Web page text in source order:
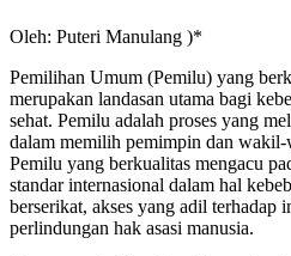
Oleh: Puteri Manulang )*
Pemilihan Umum (Pemilu) yang
merupakan landasan utama bagi
sehat. Pemilu adalah proses yang
dalam memilih pemimpin dan wakil-
Pemilu yang berkualitas mengacu
standar internasional dalam hal
berserikat, akses yang adil terhadap
perlindungan hak asasi manusia.